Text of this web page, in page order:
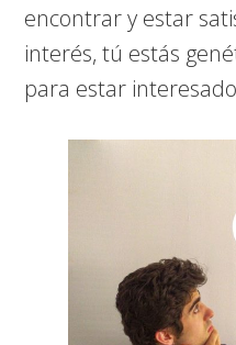
encontrar y estar
interés, tú estás
para estar